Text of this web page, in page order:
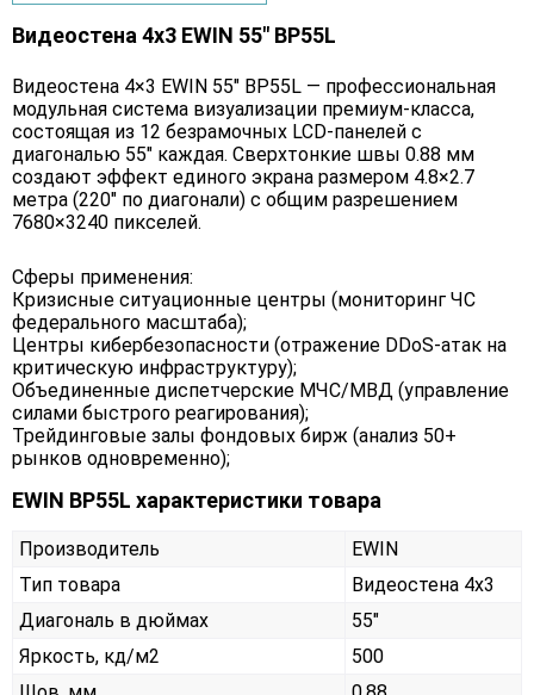
Видеостена 4x3 EWIN 55" BP55L
Видеостена 4×3 EWIN 55" BP55L — профессиональная
модульная система визуализации премиум-класса,
состоящая из 12 безрамочных LCD-панелей с
диагональю 55" каждая. Сверхтонкие швы 0.88 мм
создают эффект единого экрана размером 4.8×2.7
метра (220" по диагонали) с общим разрешением
7680×3240 пикселей.
Сферы применения:
Кризисные ситуационные центры (мониторинг ЧС
федерального масштаба);
Центры кибербезопасности (отражение DDoS-атак на
критическую инфраструктуру);
Объединенные диспетчерские МЧС/МВД (управление
силами быстрого реагирования);
Трейдинговые залы фондовых бирж (анализ 50+
рынков одновременно);
EWIN BP55L характеристики товара
Производитель
EWIN
Тип товара
Видеостена 4х3
Диагональ в дюймах
55"
Яркость, кд/м2
500